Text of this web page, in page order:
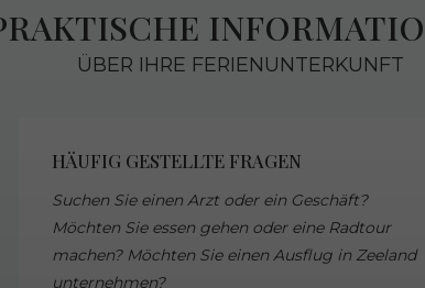
ÜBER IHRE FERIENUNTERKUNFT
HÄUFIG GESTELLTE FRAGEN
Suchen Sie einen Arzt oder ein Geschäft?
Möchten Sie essen gehen oder eine Radtour
machen? Möchten Sie einen Ausflug in Zeeland
unternehmen?